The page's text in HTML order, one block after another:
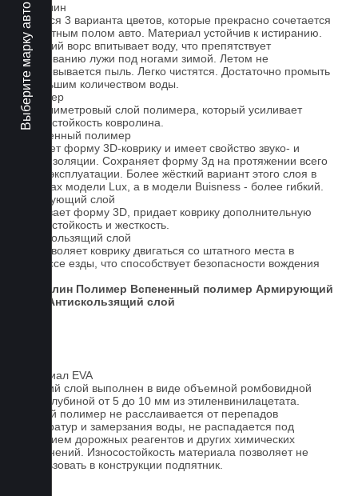
Выберите марку авто
Ковролин
Имеется 3 варианта цветов, которые прекрасно сочетается
со штатным полом авто. Материал устойчив к истиранию.
Короткий ворс впитывает воду, что препятствует
образованию лужи под ногами зимой. Летом не
образовывается пыль. Легко чистятся. Достаточно промыть
небольшим количеством воды.
Полимер
1-миллиметровый слой полимера, который усиливает
износостойкость ковролина.
Вспененный полимер
Придает форму 3D-коврику и имеет свойство звуко- и
теплоизоляции. Сохраняет форму 3д на протяжении всего
срока эксплуатации. Более жёсткий вариант этого слоя в
ковриках модели Lux, а в модели Buisness - более гибкий.
Армирующий слой
Усиливает форму 3D, придает коврику дополнительную
износостойкость и жесткость.
Антискользящий слой
Не позволяет коврику двигаться со штатного места в
процессе езды, что способствует безопасности вождения
Ковролин Полимер Вспененный полимер Армирующий
Антискользящий слой
Материал EVA
Верхний слой выполнен в виде объемной ромбовидной
сетки глубиной от 5 до 10 мм из этиленвинилацетата.
Данный полимер не расслаивается от перепадов
температур и замерзания воды, не распадается под
действием дорожных реагентов и других химических
загрязнений. Износостойкость материала позволяет не
использовать в конструкции подпятник.